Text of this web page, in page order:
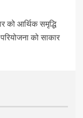
को आर्थिक समृद्धि
को साकार